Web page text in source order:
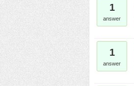
1
answer
1
answer